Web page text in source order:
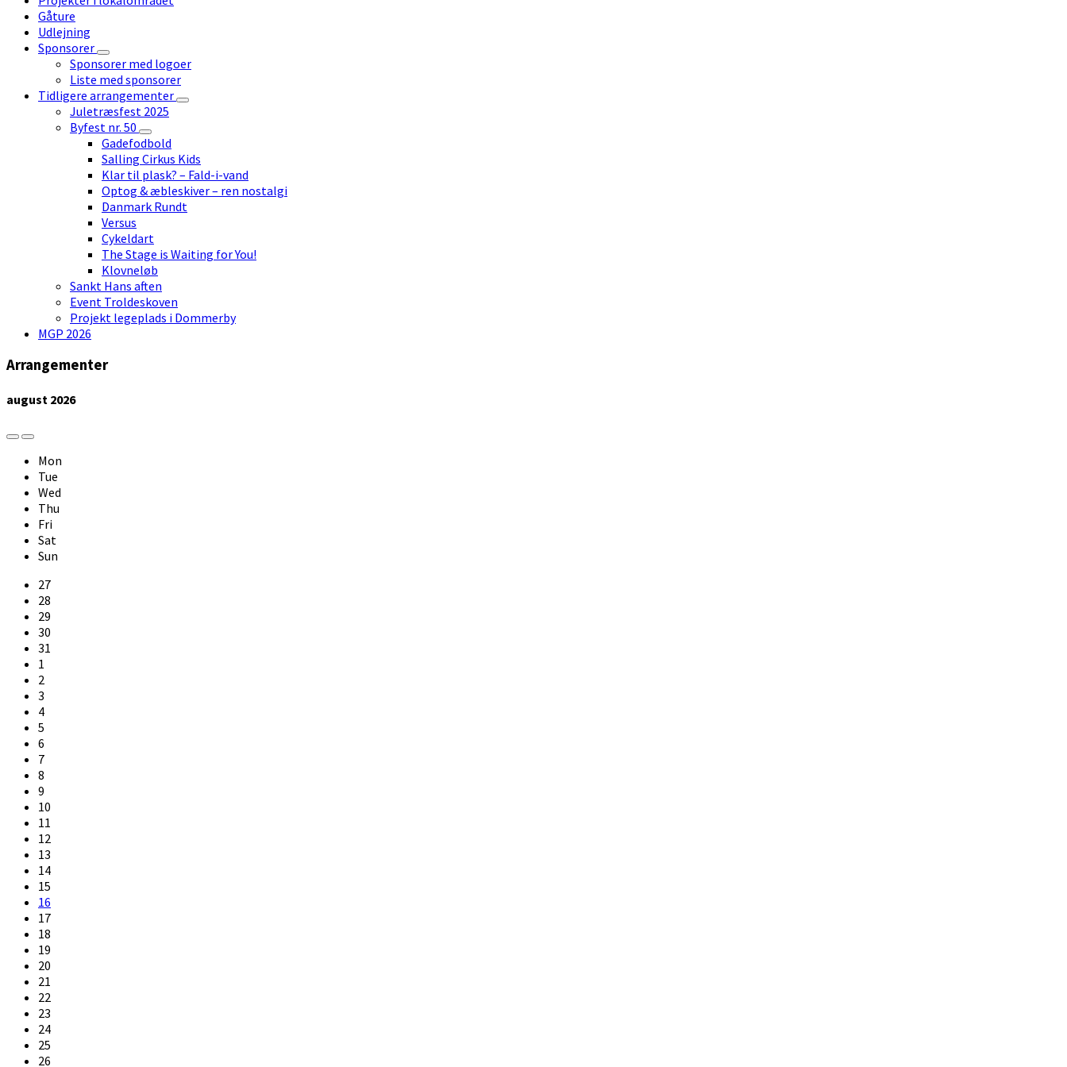
Gåture
Udlejning
Sponsorer
Sponsorer med logoer
Liste med sponsorer
Tidligere arrangementer
Juletræsfest 2025
Byfest nr. 50
Gadefodbold
Salling Cirkus Kids
Klar til plask? – Fald-i-vand
Optog & æbleskiver – ren nostalgi
Danmark Rundt
Versus
Cykeldart
The Stage is Waiting for You!
Klovneløb
Sankt Hans aften
Event Troldeskoven
Projekt legeplads i Dommerby
MGP 2026
Arrangementer
august 2026
Previous
Month
Next
Month
Mon
Tue
Wed
Thu
Fri
Sat
Sun
Skip
calendar
days
27
28
29
30
31
1
2
3
4
5
6
7
8
9
10
11
12
13
14
15
16
17
18
19
20
21
22
23
24
25
26